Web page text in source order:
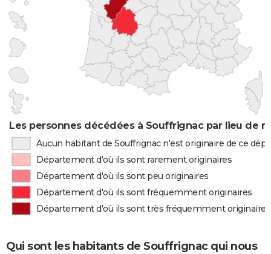
Les personnes décédées à Souffrignac par lieu de
Aucun habitant de Souffrignac n'est originaire de ce
Département d'où ils sont rarement originaires
Département d'où ils sont peu originaires
Département d'où ils sont fréquemment originaires
Département d'où ils sont très fréquemment originaires
Qui sont les habitants de Souffrignac qui nous